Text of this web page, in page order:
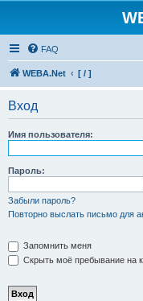
FAQ
WEBA.Net [ / ]
Вход
Имя пользователя:
Пароль:
Забыли пароль?
Повторно выслать письмо для
Запомнить меня
Скрыть моё пребывание на